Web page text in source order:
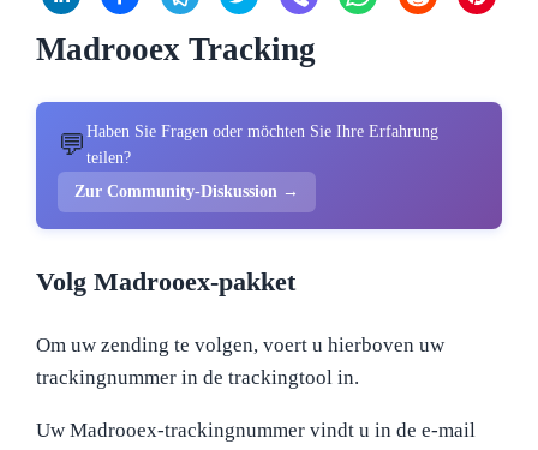
Madrooex Tracking
💬 Haben Sie Fragen oder möchten Sie Ihre Erfahrung
teilen?
Zur Community-Diskussion →
Volg Madrooex-pakket
Om uw zending te volgen, voert u hierboven uw
trackingnummer in de trackingtool in.
Uw Madrooex-trackingnummer vindt u in de e-mail